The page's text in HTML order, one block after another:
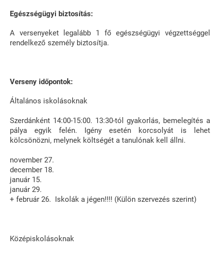
Egészségügyi biztosítás:
A versenyeket legalább 1 fő egészségügyi végzettséggel
rendelkező személy biztosítja.
Verseny időpontok:
Általános iskolásoknak
Szerdánként 14:00-15:00. 13:30-tól gyakorlás, bemelegítés a
pálya egyik felén. Igény esetén korcsolyát is lehet
kölcsönözni, melynek költségét a tanulónak kell állni.
november 27.
december 18.
január 15.
január 29.
+ február 26. Iskolák a jégen!!!! (Külön szervezés szerint)
Középiskolásoknak